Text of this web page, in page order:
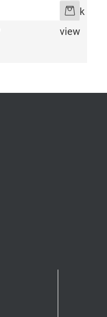
Quick
view
Quantità